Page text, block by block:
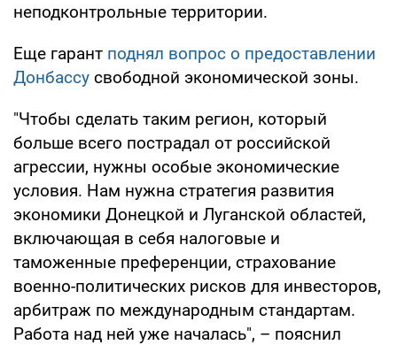
неподконтрольные территории.
Еще гарант поднял вопрос о предоставлении
Донбассу свободной экономической зоны.
"Чтобы сделать таким регион, который
больше всего пострадал от российской
агрессии, нужны особые экономические
условия. Нам нужна стратегия развития
экономики Донецкой и Луганской областей,
включающая в себя налоговые и
таможенные преференции, страхование
военно-политических рисков для инвесторов,
арбитраж по международным стандартам.
Работа над ней уже началась", – пояснил